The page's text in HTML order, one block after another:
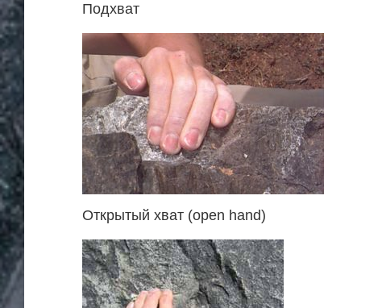
Подхват
Открытый хват (open hand)